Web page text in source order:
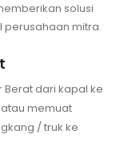
solusi
perusahaan mitra.
Berat dari kapal ke
memuat
/ truk ke